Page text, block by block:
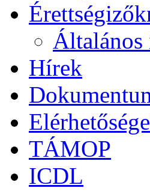
Hírek
TÁMOP
ICDL